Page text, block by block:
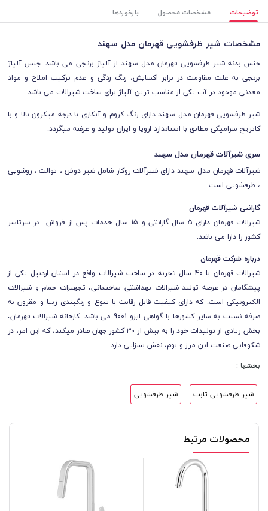
توضیحات مشخصات محصول بازخوردها
مشخصات شیر ظرفشویی قهرمان مدل سهند
جنس بدنه شیر ظرفشویی قهرمان مدل سهند از آلیاژ برنجی می باشد. جنس آلیاژ
برنجی به علت مقاومت در برابر اکسایش، زنگ زدگی و عدم ترکیب املاح و مواد
معدنی موجود در آب یکی از مناسب ترین آلیاژ برای ساخت شیرالات می باشد.
شیر ظرفشویی قهرمان مدل سهند دارای رنگ کروم و آبکاری با درجه میکرون بالا و با
کاتریج سرامیکی مطابق با استاندارد اروپا و ایران تولید و عرضه میگردد.
سری شیرآلات قهرمان مدل سهند
شیرآلات قهرمان مدل سهند دارای شیرآلات روکار شامل شیر دوش ، توالت ، روشویی
، ظرفشویی است.
گارانتی شیرآلات قهرمان
شیرالات قهرمان دارای 5 سال گارانتی و 15 سال خدمات پس از فروش در سرتاسر
کشور را دارا می باشد.
درباره شرکت قهرمان
شیرالات قهرمان با 40 سال تجربه در ساخت شیرالات واقع در استان اردبیل یکی از
پیشگامان در عرصه تولید شیرالات بهداشتی ساختمانی، تجهیزات حمام و شیرالات
الکترونیکی است. که دارای کیفیت قابل رقابت با تنوع و رنگبندی زیبا و مقرون به
صرفه نسبت به سایر کشورها با گواهی ایزو 9001 می باشد. کارخانه شیرالات قهرمان،
بخش زیادی از تولیدات خود را به بیش از ۳۰ کشور جهان صادر میکند، که این امر، در
شکوفایی صنعت این مرز و بوم، نقش بسزایی دارد.
بخشها :
شیر ظرفشویی ثابت شیر ظرفشویی
محصولات مرتبط